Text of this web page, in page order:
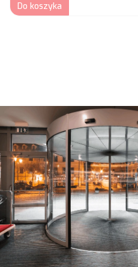
Do koszyka